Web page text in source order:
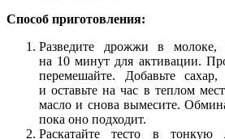
Способ приготовления:
Разведите дрожжи в молоке,
на 10 минут для активации.
перемешайте. Добавьте
и оставьте на час в теплом
масло и снова вымесите.
пока оно подходит.
Раскатайте тесто в